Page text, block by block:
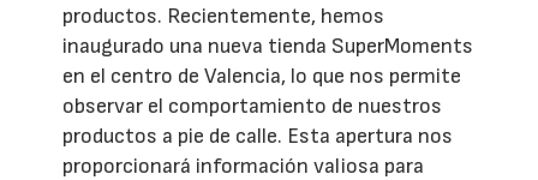
productos. Recientemente, hemos
inaugurado una nueva tienda SuperMoments
en el centro de Valencia, lo que nos permite
observar el comportamiento de nuestros
productos a pie de calle. Esta apertura nos
proporcionará información valiosa para